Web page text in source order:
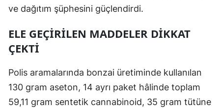
Manisa
Mardin
Muğla
ve dağıtım şüphesini güçlendirdi.
ELE GEÇIRILEN MADDELER DIKKAT
ÇEKTI
Polis aramalarında bonzai üretiminde kullanılan
130 gram aseton, 14 ayrı paket hâlinde toplam
59,11 gram sentetik cannabinoid, 35 gram tütüne